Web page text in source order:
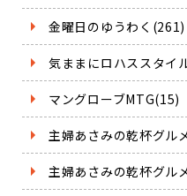
金曜日のゆうわく(261)
気ままにロハススタイ
マングローブMTG(15)
主婦あさみの乾杯グル
主婦あさみの乾杯グル